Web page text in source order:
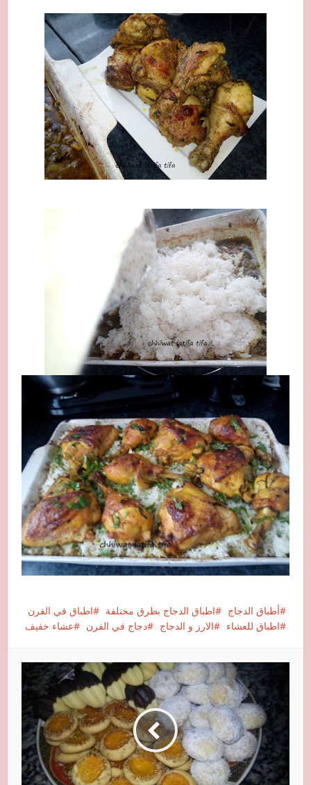
أطباق الدجاج اطباق الدجاج بطرق مختلفة
اطباق في الفرن
اطباق للعشاء
الارز و الدجاج دجاج في الفرن عشاء خفيف